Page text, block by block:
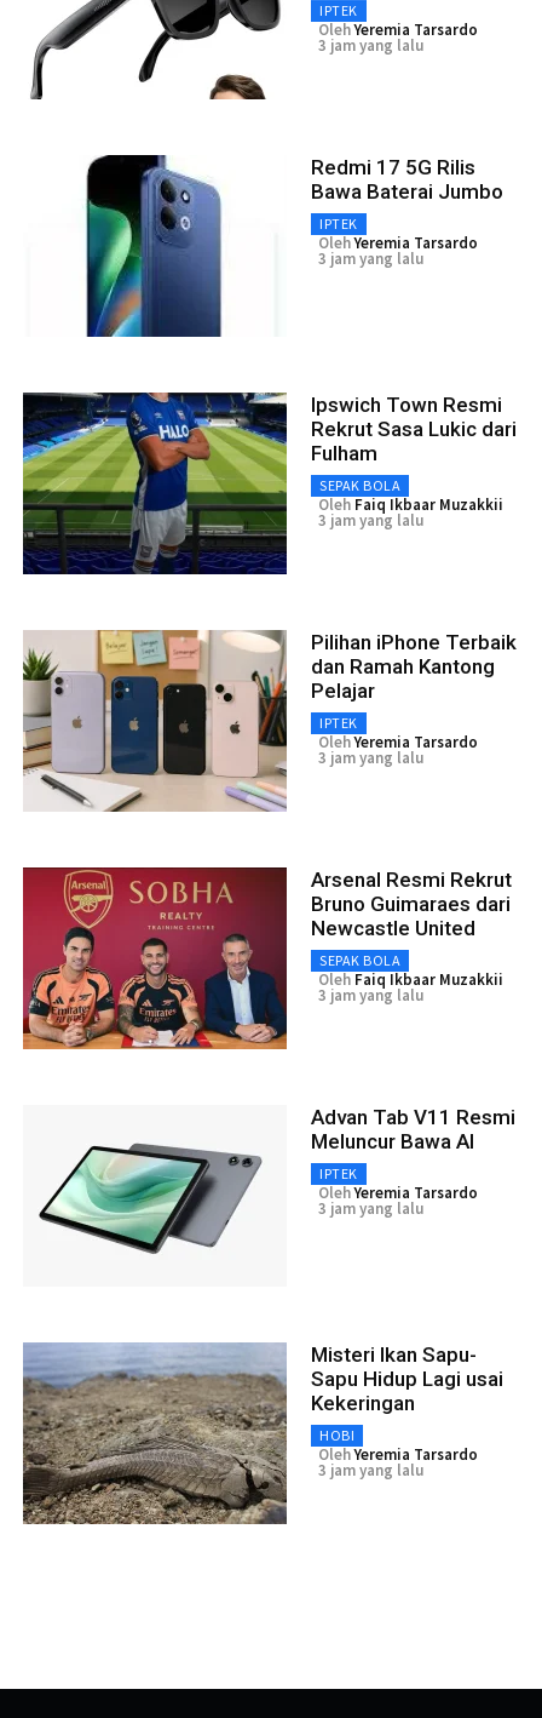
IPTEK
OlehYeremia Tarsardo
3 jam yang lalu
Redmi 17 5G Rilis
Bawa Baterai Jumbo
IPTEK
OlehYeremia Tarsardo
3 jam yang lalu
Ipswich Town Resmi
Rekrut Sasa Lukic dari
Fulham
SEPAK BOLA
Oleh Faiq Ikbaar Muzakkii
3 jam yang lalu
Pilihan iPhone Terbaik
dan Ramah Kantong
Pelajar
IPTEK
OlehYeremia Tarsardo
3 jam yang lalu
Arsenal Resmi Rekrut
Bruno Guimaraes dari
Newcastle United
SEPAK BOLA
Oleh Faiq Ikbaar Muzakkii
3 jam yang lalu
Advan Tab V11 Resmi
Meluncur Bawa AI
IPTEK
OlehYeremia Tarsardo
3 jam yang lalu
Misteri Ikan Sapu-
Sapu Hidup Lagi usai
Kekeringan
HOBI
OlehYeremia Tarsardo
3 jam yang lalu